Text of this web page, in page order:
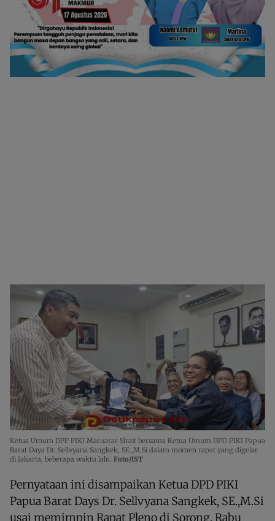
Ketua Umum DPP PIKI Maruarar Sirait bersama Ketua Umum DPD PIKI Papua
Barat Daya Dr. Sellvyana Sangkek, SE.,M.Si dalam momen rapat yang digelar
di Jakarta, beberapa waktu lalu. Foto/IST
Pernyataan ini disampaikan Ketua DPD PIKI
Papua Barat Days Dr. Sellvyana Sangkek, SE.,M.Si
usai memimpin Rapat Pleno di Sorong, Rabu